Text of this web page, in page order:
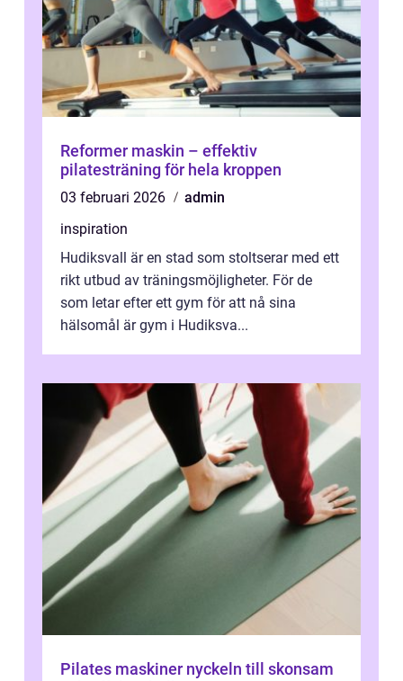
Reformer maskin – effektiv
pilatesträning för hela kroppen
03 februari 2026
admin
inspiration
Hudiksvall är en stad som stoltserar med ett
rikt utbud av träningsmöjligheter. För de
som letar efter ett gym för att nå sina
hälsomål är gym i Hudiksva...
Pilates maskiner nyckeln till skonsam